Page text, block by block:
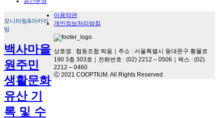
모니터링&아카이
빙
백사마을
원주민
생활문화
유산 기
록 및 수
이용약관
개인정보처리방침
상호명 : 협동조합 틔움｜주소 : 서울특별시 동대문구 황물로
190 3층 303호｜전화번호 : (02) 2212 – 0506｜팩스 : (02)
2212 – 0460
Ⓒ 2021 COOPTIUM. All Rights Reserved